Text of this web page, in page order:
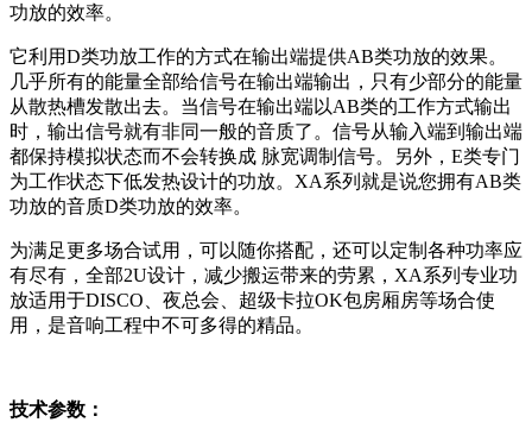
功放的效率。
它利用D类功放工作的方式在输出端提供AB类功放的效果。
几乎所有的能量全部给信号在输出端输出，只有少部分的能量
从散热槽发散出去。当信号在输出端以AB类的工作方式输出
时，输出信号就有非同一般的音质了。信号从输入端到输出端
都保持模拟状态而不会转换成 脉宽调制信号。另外，E类专门
为工作状态下低发热设计的功放。XA系列就是说您拥有AB类
功放的音质D类功放的效率。
为满足更多场合试用，可以随你搭配，还可以定制各种功率应
有尽有，全部2U设计，减少搬运带来的劳累，XA系列专业功
放适用于DISCO、夜总会、超级卡拉OK包房厢房等场合使
用，是音响工程中不可多得的精品。
技术参数：